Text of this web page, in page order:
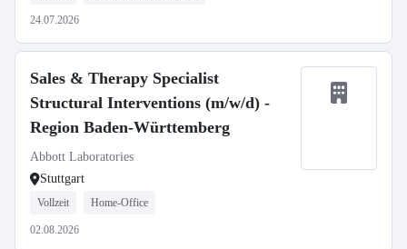
24.07.2026
Sales & Therapy Specialist
Structural Interventions (m/w/d) -
Region Baden-Württemberg
Abbott Laboratories
Stuttgart
Vollzeit Home-Office
02.08.2026